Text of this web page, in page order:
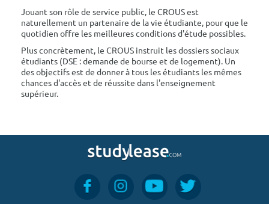
Jouant son rôle de service public, le CROUS est
naturellement un partenaire de la vie étudiante, pour que le
quotidien offre les meilleures conditions d'étude possibles.
Plus concrètement, le CROUS instruit les dossiers sociaux
étudiants (DSE : demande de bourse et de logement). Un
des objectifs est de donner à tous les étudiants les mêmes
chances d'accès et de réussite dans l'enseignement
supérieur.